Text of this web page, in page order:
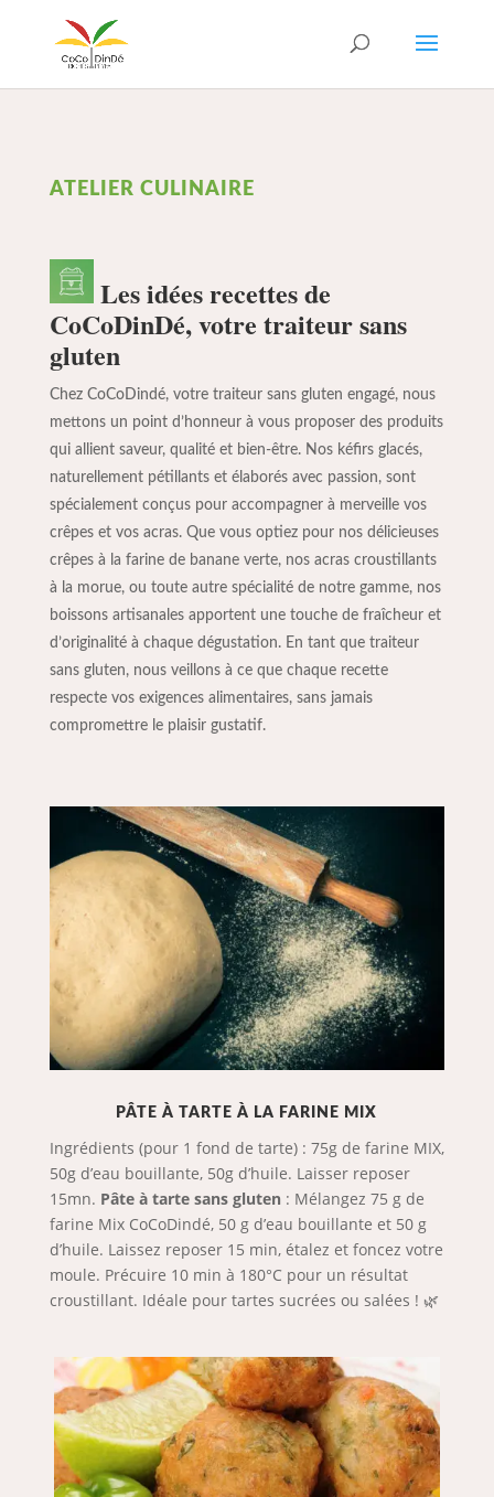
ATELIER CULINAIRE
Les idées recettes de
CoCoDinDé, votre traiteur sans
gluten
Chez CoCoDindé, votre traiteur sans gluten engagé, nous
mettons un point d’honneur à vous proposer des produits
qui allient saveur, qualité et bien-être. Nos kéfirs glacés,
naturellement pétillants et élaborés avec passion, sont
spécialement conçus pour accompagner à merveille vos
crêpes et vos acras. Que vous optiez pour nos délicieuses
crêpes à la farine de banane verte, nos acras croustillants
à la morue, ou toute autre spécialité de notre gamme, nos
boissons artisanales apportent une touche de fraîcheur et
d’originalité à chaque dégustation. En tant que traiteur
sans gluten, nous veillons à ce que chaque recette
respecte vos exigences alimentaires, sans jamais
compromettre le plaisir gustatif.
PÂTE À TARTE À LA FARINE MIX
Ingrédients (pour 1 fond de tarte) : 75g de farine MIX,
50g d’eau bouillante, 50g d’huile. Laisser reposer
15mn. Pâte à tarte sans gluten : Mélangez 75 g de
farine Mix CoCoDindé, 50 g d’eau bouillante et 50 g
d’huile. Laissez reposer 15 min, étalez et foncez votre
moule. Précuire 10 min à 180°C pour un résultat
croustillant. Idéale pour tartes sucrées ou salées ! 🌿